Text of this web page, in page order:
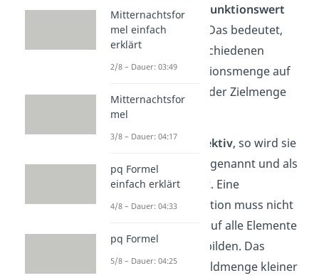
maximal einmal als
Funktionswert
angenommen wird. Das bedeutet,
dass keine zwei verschiedenen
Elemente der Definitionsmenge auf
das gleiche Element der Zielmenge
abgebildet werden.
Ist eine Funktion
injektiv, so wird sie
auchlinkseindeutig
genannt und als
Injektionbezeichnet. Eine
linkseindeutige Funktion muss nicht
per Voraussetzung auf alle Elemente
in der Zielmenge abbilden. Das
bedeutet, dass die Bildmenge kleiner
Mitternachtsfor
mel einfach
erklärt
2/8 – Dauer: 03:49
Mitternachtsfor
mel
3/8 – Dauer: 04:17
pq Formel
einfach erklärt
4/8 – Dauer: 04:33
pq Formel
5/8 – Dauer: 04:25